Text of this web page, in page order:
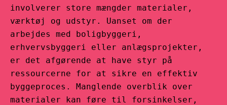
involverer store mængder materialer,
værktøj og udstyr. Uanset om der
arbejdes med boligbyggeri,
erhvervsbyggeri eller anlægsprojekter,
er det afgørende at have styr på
ressourcerne for at sikre en effektiv
byggeproces. Manglende overblik over
materialer kan føre til forsinkelser,